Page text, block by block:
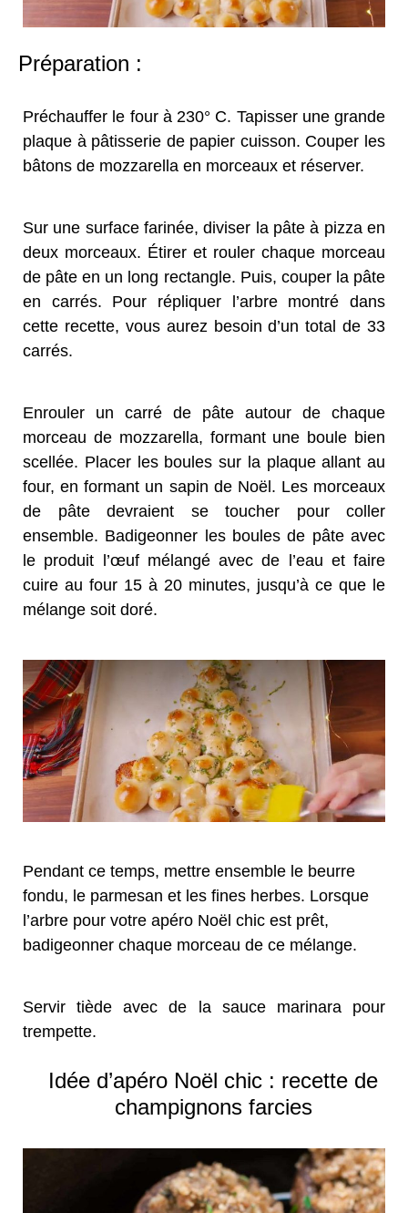
Préparation :
Préchauffer le four à 230° C. Tapisser une grande
plaque à pâtisserie de papier cuisson. Couper les
bâtons de mozzarella en morceaux et réserver.
Sur une surface farinée, diviser la pâte à pizza en
deux morceaux. Étirer et rouler chaque morceau
de pâte en un long rectangle. Puis, couper la pâte
en carrés. Pour répliquer l’arbre montré dans
cette recette, vous aurez besoin d’un total de 33
carrés.
Enrouler un carré de pâte autour de chaque
morceau de mozzarella, formant une boule bien
scellée. Placer les boules sur la plaque allant au
four, en formant un sapin de Noël. Les morceaux
de pâte devraient se toucher pour coller
ensemble. Badigeonner les boules de pâte avec
le produit l’œuf mélangé avec de l’eau et faire
cuire au four 15 à 20 minutes, jusqu’à ce que le
mélange soit doré.
Pendant ce temps, mettre ensemble le beurre
fondu, le parmesan et les fines herbes. Lorsque
l’arbre pour votre apéro Noël chic est prêt,
badigeonner chaque morceau de ce mélange.
Servir tiède avec de la sauce marinara pour
trempette.
Idée d’apéro Noël chic : recette de
champignons farcies